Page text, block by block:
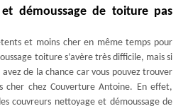
démoussage de toiture pas
et moins cher en même temps pour
toiture s’avère très difficile, mais si
avez de la chance car vous pouvez trouver
cher chez Couverture Antoine. En effet,
couvreurs nettoyage et démoussage de